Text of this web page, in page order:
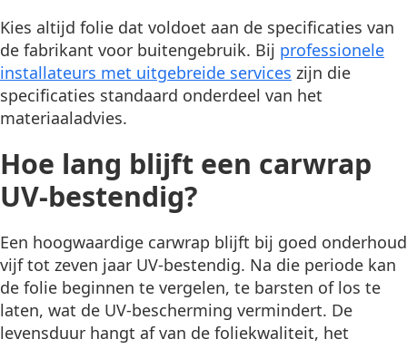
Kies altijd folie dat voldoet aan de specificaties van
de fabrikant voor buitengebruik. Bij professionele
installateurs met uitgebreide services zijn die
specificaties standaard onderdeel van het
materiaaladvies.
Hoe lang blijft een carwrap
UV-bestendig?
Een hoogwaardige carwrap blijft bij goed onderhoud
vijf tot zeven jaar UV-bestendig. Na die periode kan
de folie beginnen te vergelen, te barsten of los te
laten, wat de UV-bescherming vermindert. De
levensduur hangt af van de foliekwaliteit, het